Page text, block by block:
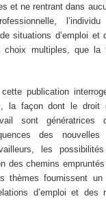
et ne rentrant dans
situations d’emploi
multiples, que la
cette publication
la façon dont le droit
sont génératrices
des
les
des chemins
thèmes fournissent un
d’emploi et des